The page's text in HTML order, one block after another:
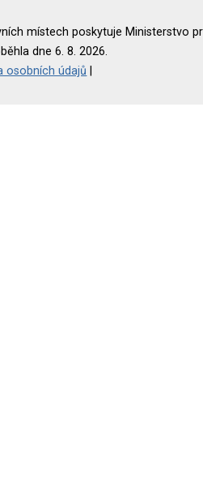
místech poskytuje Ministerstvo
dne 6. 8. 2026.
osobních údajů